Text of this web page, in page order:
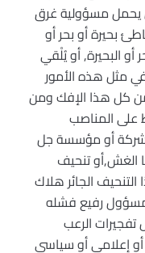
يحمل مسؤولية غرق
بحيرة أو بحر أو
البحيرة, أو يُلْقي
مثل هذه الأمور
من كل هذا الإفك ومن
المناصب
شركة أو مؤسسة جل
الغش,أو تنحيف
الجائر هلاك
رفيع فشله
الرعب
أو إعلامي أو سياسي